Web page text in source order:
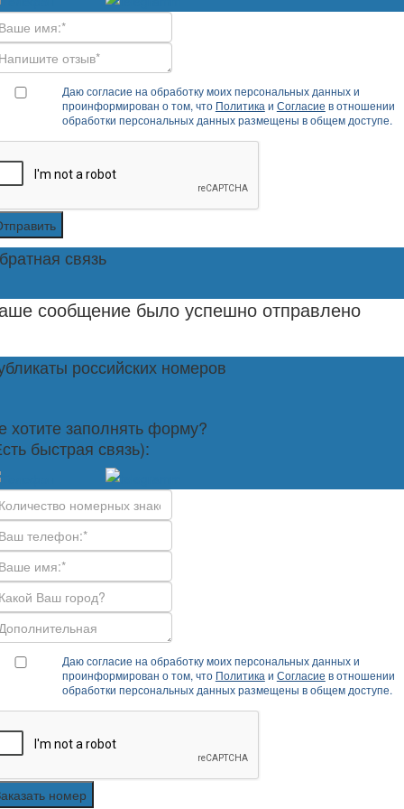
Даю согласие на обработку моих персональных данных и
проинформирован о том, что Политика и Согласие в отношении
обработки персональных данных размещены в общем доступе.
связь
сообщение было успешно отправлено
российских номеров
хотите заполнять форму?
быстрая связь):
Даю согласие на обработку моих персональных данных и
проинформирован о том, что Политика и Согласие в отношении
обработки персональных данных размещены в общем доступе.
номер